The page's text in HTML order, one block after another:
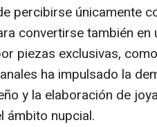
percibirse únicamente
convertirse también en
piezas exclusivas,
ha impulsado la
y la elaboración de
ámbito nupcial.